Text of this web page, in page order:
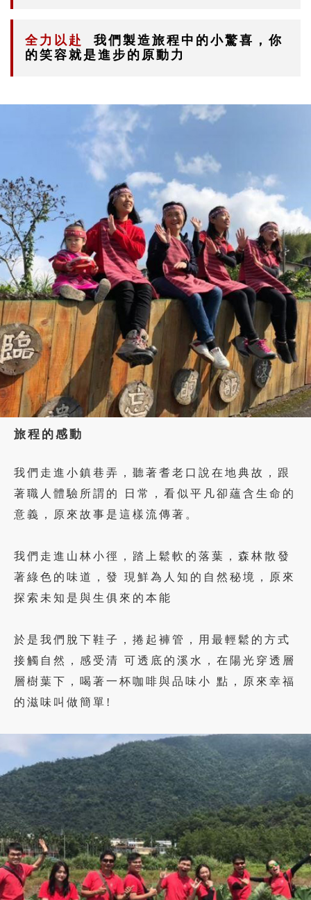
全力以赴
我們製造旅程中的小驚喜，你
的笑容就是進步的原動力
旅程的感動
我們走進小鎮巷弄，聽著耆老口說在地典故，跟
著職人體驗所謂的 日常，看似平凡卻蘊含生命的
意義，原來故事是這樣流傳著。
我們走進山林小徑，踏上鬆軟的落葉，森林散發
著綠色的味道，發 現鮮為人知的自然秘境，原來
探索未知是與生俱來的本能
於是我們脫下鞋子，捲起褲管，用最輕鬆的方式
接觸自然，感受清 可透底的溪水，在陽光穿透層
層樹葉下，喝著一杯咖啡與品味小 點，原來幸福
的滋味叫做簡單!